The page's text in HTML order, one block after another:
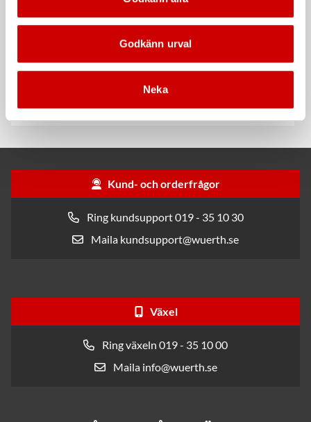
Godkänn urval
Neka
För snabb och effektiv rengöring
metall-, plast- och gummidetaljer.
Kund- och orderfrågor
Ring kundsupport 019 - 35 10 30
Maila kundsupport@wuerth.se
Växel
Ring växeln 019 - 35 10 00
Maila info@wuerth.se